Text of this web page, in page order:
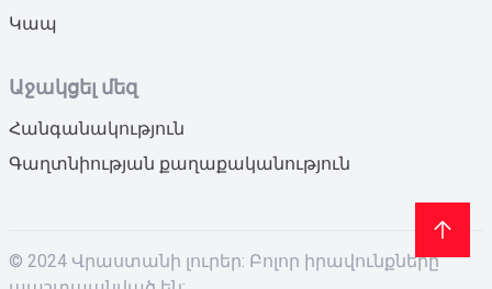
Կապ
Աջակցել մեզ
Հանգանակություն
Գաղտնիության քաղաքականություն
© 2024 Վրաստանի լուրեր: Բոլոր իրավունքները